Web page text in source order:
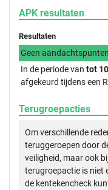
APK resultaten
Resultaten
Geen
In de periode van tot
afgekeurd tijdens een
Terugroepacties
Om verschillende
teruggeroepen door
veiligheid, maar ook
terugroepactie is niet
de kentekencheck